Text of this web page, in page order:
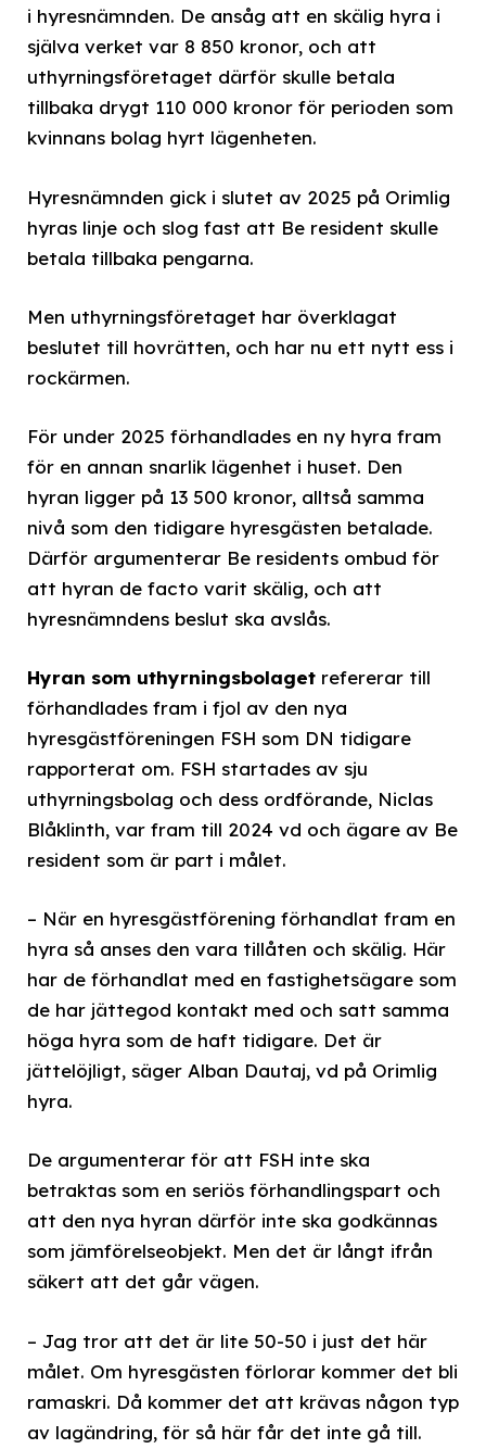
i hyresnämnden. De ansåg att en skälig hyra i
själva verket var 8 850 kronor, och att
uthyrningsföretaget därför skulle betala
tillbaka drygt 110 000 kronor för perioden som
kvinnans bolag hyrt lägenheten.
Hyresnämnden gick i slutet av 2025 på Orimlig
hyras linje och slog fast att Be resident skulle
betala tillbaka pengarna.
Men uthyrningsföretaget har överklagat
beslutet till hovrätten, och har nu ett nytt ess i
rockärmen.
För under 2025 förhandlades en ny hyra fram
för en annan snarlik lägenhet i huset. Den
hyran ligger på 13 500 kronor, alltså samma
nivå som den tidigare hyresgästen betalade.
Därför argumenterar Be residents ombud för
att hyran de facto varit skälig, och att
hyresnämndens beslut ska avslås.
Hyran som uthyrningsbolaget refererar till
förhandlades fram i fjol av den nya
hyresgästföreningen FSH som DN tidigare
rapporterat om. FSH startades av sju
uthyrningsbolag och dess ordförande, Niclas
Blåklinth, var fram till 2024 vd och ägare av Be
resident som är part i målet.
– När en hyresgästförening förhandlat fram en
hyra så anses den vara tillåten och skälig. Här
har de förhandlat med en fastighetsägare som
de har jättegod kontakt med och satt samma
höga hyra som de haft tidigare. Det är
jättelöjligt, säger Alban Dautaj, vd på Orimlig
hyra.
De argumenterar för att FSH inte ska
betraktas som en seriös förhandlingspart och
att den nya hyran därför inte ska godkännas
som jämförelseobjekt. Men det är långt ifrån
säkert att det går vägen.
– Jag tror att det är lite 50-50 i just det här
målet. Om hyresgästen förlorar kommer det bli
ramaskri. Då kommer det att krävas någon typ
av lagändring, för så här får det inte gå till.